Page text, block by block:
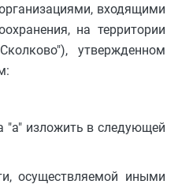
входящими
на территории
утвержденном
"а" изложить в следующей
осуществляемой иными